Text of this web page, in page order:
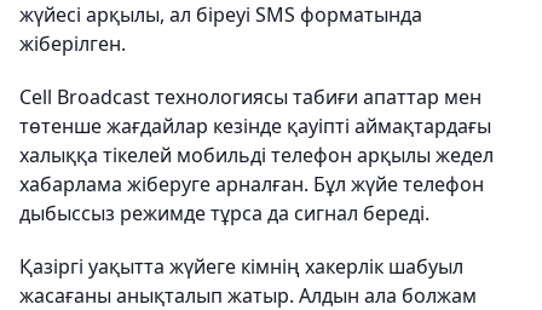
жүйесі арқылы, ал біреуі SMS форматында
жіберілген.
Cell Broadcast технологиясы табиғи апаттар мен
төтенше жағдайлар кезінде қауіпті аймақтардағы
халыққа тікелей мобильді телефон арқылы жедел
хабарлама жіберуге арналған. Бұл жүйе телефон
дыбыссыз режимде тұрса да сигнал береді.
Қазіргі уақытта жүйеге кімнің хакерлік шабуыл
жасағаны анықталып жатыр. Алдын ала болжам